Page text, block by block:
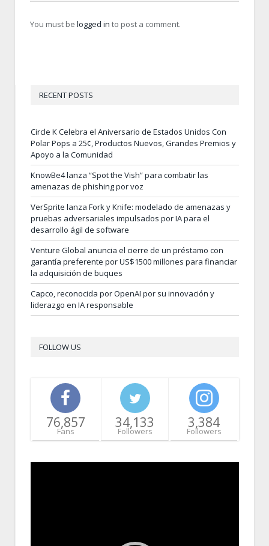
You must be logged in to post a comment.
RECENT POSTS
Circle K Celebra el Aniversario de Estados Unidos Con
Polar Pops a 25¢, Productos Nuevos, Grandes Premios y
Apoyo a la Comunidad
KnowBe4 lanza “Spot the Vish” para combatir las
amenazas de phishing por voz
VerSprite lanza Fork y Knife: modelado de amenazas y
pruebas adversariales impulsados por IA para el
desarrollo ágil de software
Venture Global anuncia el cierre de un préstamo con
garantía preferente por US$1500 millones para financiar
la adquisición de buques
Capco, reconocida por OpenAI por su innovación y
liderazgo en IA responsable
FOLLOW US
76,857
Fans
34,133
Followers
3,384
Followers